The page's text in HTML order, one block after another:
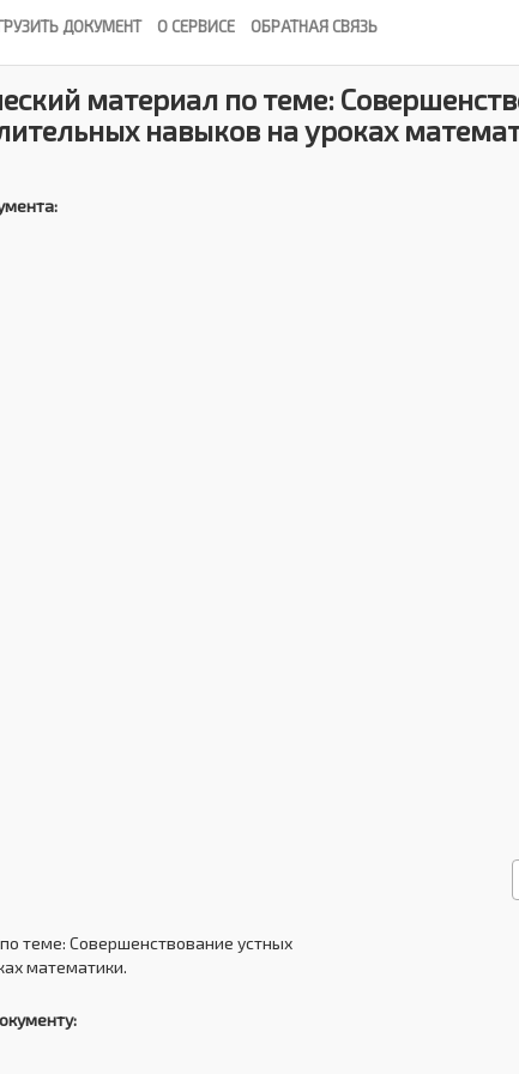
ДОКУМЕНТ О СЕРВИСЕ ОБРАТНАЯ СВЯЗЬ
материал по теме:
навыков на уроках
теме: Совершенствование устных
математики.